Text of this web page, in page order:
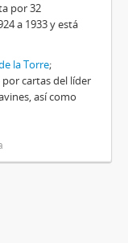
por 32
a 1933 y está
la Torre;
cartas del líder
así como